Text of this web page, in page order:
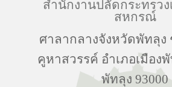
สำนักงานปลัดกระทรวง
สหกรณ์
ศาลากลางจังหวัดพัทลุง
คูหาสวรรค์ อำเภอเมือง
พัทลุง 93000